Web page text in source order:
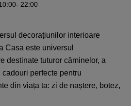
- 22:00
decorațiunilor interioare
Casa este universul
destinate tuturor căminelor, a
perfecte pentru
din viața ta: zi de naștere, botez,